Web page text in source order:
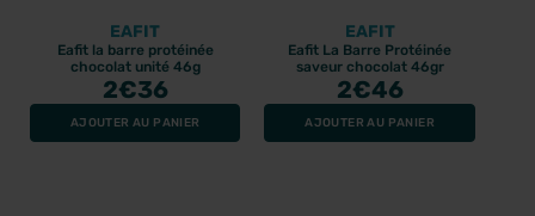
EAFIT
Eafit la barre protéinée
chocolat unité 46g
2€36
AJOUTER AU PANIER
EAFIT
Eafit La Barre Protéinée
saveur chocolat 46gr
2€46
AJOUTER AU PANIER